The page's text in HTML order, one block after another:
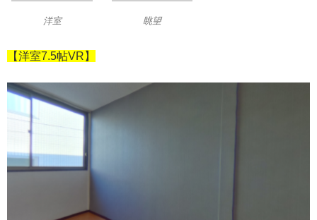
洋室 眺望
【洋室7.5帖VR】